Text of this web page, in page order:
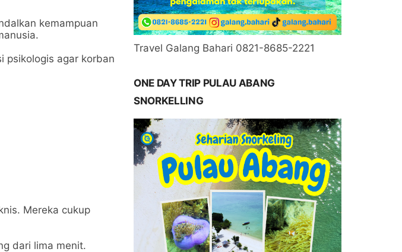
kemampuan
psikologis agar korban
Mereka cukup
dari lima menit.
Travel Galang Bahari 0821-8685-2221
ONE DAY TRIP PULAU ABANG
SNORKELLING